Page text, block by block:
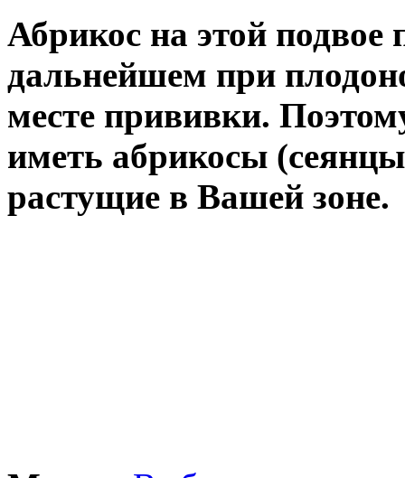
Абрикос на этой подвое
дальнейшем при
месте прививки.
иметь абрикосы
растущие в Вашей зоне.